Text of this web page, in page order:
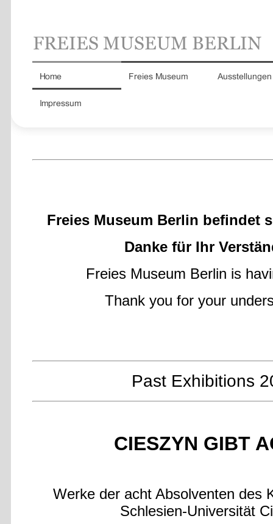
Freies Museum Berlin befindet
Danke für Ihr
Freies Museum Berlin is
Thank you for your
Past Exhibitions
CIESZYN GIBT
Werke der acht Absolventen des
Schlesien-Universität